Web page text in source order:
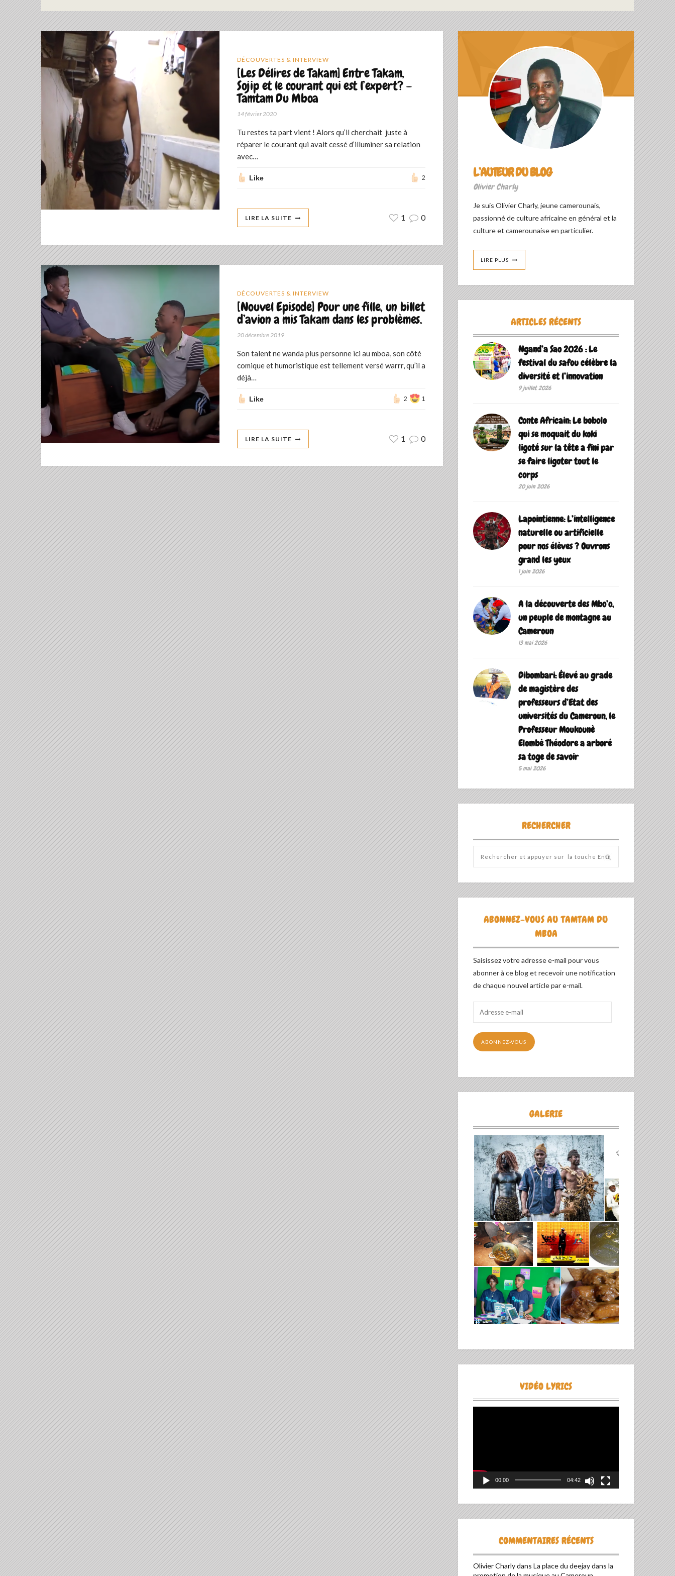
DÉCOUVERTES & INTERVIEW
[Les Délires de Takam] Entre Takam,
Sojip et le courant qui est l’expert? –
Tamtam Du Mboa
14 février 2020
Tu restes ta part vient ! Alors qu’il cherchait juste à
réparer le courant qui avait cessé d’illuminer sa relation
avec…
Like 2
LIRE LA SUITE 1 0
DÉCOUVERTES & INTERVIEW
[Nouvel Episode] Pour une fille, un billet
d’avion a mis Takam dans les problèmes.
20 décembre 2019
Son talent ne wanda plus personne ici au mboa, son côté
comique et humoristique est tellement versé warrr, qu’il a
déjà…
Like 2 1
LIRE LA SUITE 1 0
L’AUTEUR DU BLOG
Olivier Charly
Je suis Olivier Charly, jeune camerounais,
passionné de culture africaine en général et la
culture et camerounaise en particulier.
LIRE PLUS
ARTICLES RÉCENTS
Ngand’a Sao 2026 : Le
festival du safou célèbre la
diversité et l’innovation
9 juillet 2026
Conte Africain: Le bobolo
qui se moquait du koki
ligoté sur la tête a fini par
se faire ligoter tout le
corps
20 juin 2026
Lapointienne: L’intelligence
naturelle ou artificielle
pour nos élèves ? Ouvrons
grand les yeux
1 juin 2026
A la découverte des Mbo’o,
un peuple de montagne au
Cameroun
13 mai 2026
Dibombari: Élevé au grade
de magistère des
professeurs d’Etat des
universités du Cameroun, le
Professeur Moukounè
Elombè Théodore a arboré
sa toge de savoir ‎
5 mai 2026
RECHERCHER
ABONNEZ-VOUS AU TAMTAM DU
MBOA
Saisissez votre adresse e-mail pour vous
abonner à ce blog et recevoir une notification
de chaque nouvel article par e-mail.
mail
ABONNEZ-VOUS
GALERIE
VIDÉO LYRICS
00:00 04:42
COMMENTAIRES RÉCENTS
Olivier Charlydans La place du deejay dans la